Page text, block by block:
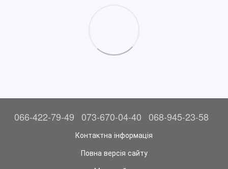
066-422-79-49 073-670-04-40 068-945-23-58
Контактна інформація
Повна версія сайту